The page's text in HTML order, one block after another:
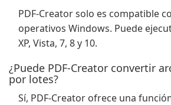
PDF-Creator solo es compatible
operativos Windows. Puede
XP, Vista, 7, 8 y 10.
¿Puede PDF-Creator convertir
por lotes?
Sí, PDF-Creator ofrece una